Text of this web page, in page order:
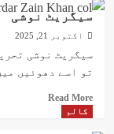
The
Rebellion
Paradox
سیگریٹ نوشی
اکتوبر 21, 2025
سیگریٹ نوشی
تو اسے دھوئیں
Read More
Read
کالم